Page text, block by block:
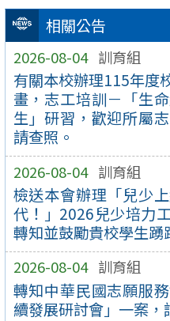
相關公告
2026-08-04 訓育組
有關本校辦理115年度
畫，志工培訓－「生
生」研習，歡迎所屬
請查照。
2026-08-04 訓育組
檢送本會辦理「兒少
代！」2026兒少培力
轉知並鼓勵貴校學生踴
2026-08-04 訓育組
轉知中華民國志願服
續發展研討會」一案，